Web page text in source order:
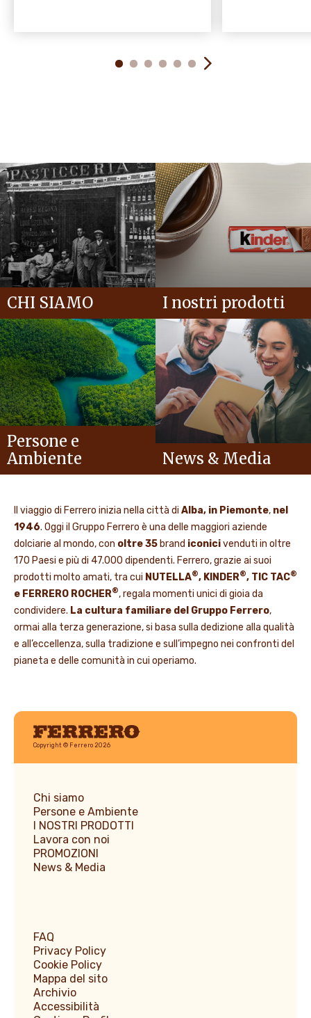
CHI SIAMO I nostri prodotti
Persone e
Ambiente
News & Media
Il viaggio di Ferrero inizia nella città di Alba, in Piemonte, nel
1946. Oggi il Gruppo Ferrero è una delle maggiori aziende
dolciarie al mondo, con oltre 35 brand iconicivenduti in oltre
170 Paesi e più di 47.000 dipendenti. Ferrero, grazie ai suoi
prodotti molto amati, tra cui NUTELLA®, KINDER®, TIC TAC®
e FERRERO ROCHER®, regala momenti unici di gioia da
condividere. La cultura familiare del Gruppo Ferrero,
ormai alla terza generazione, si basa sulla dedizione alla qualità
e all’eccellenza, sulla tradizione e sull’impegno nei confronti del
pianeta e delle comunità in cui operiamo.
Ferrero
Copyright © Ferrero 2026
Chi siamo
Persone e Ambiente
I NOSTRI PRODOTTI
Lavora con noi
PROMOZIONI
News & Media
FAQ
Privacy Policy
Cookie Policy
Mappa del sito
Archivio
Accessibilità